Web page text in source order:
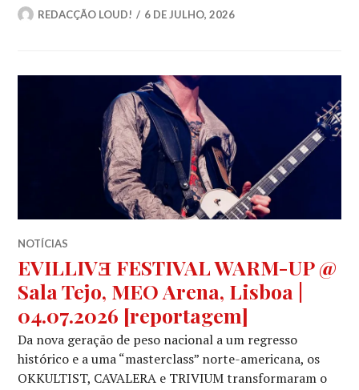
REDACÇÃO LOUD! 6 DE JULHO, 2026
NOTÍCIAS
EVILLIVƎ FESTIVAL WARM-UP @
Sala Tejo, MEO Arena, Lisboa |
04.07.2026 [reportagem]
Da nova geração de peso nacional a um regresso
histórico e a uma “masterclass” norte-americana, os
OKKULTIST, CAVALERA e TRIVIUM transformaram o